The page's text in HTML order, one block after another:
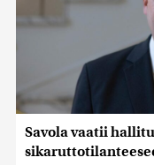
Savola vaatii